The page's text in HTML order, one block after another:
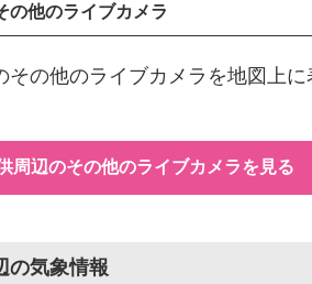
の他のライブカメラ
の他のライブカメラを地図上に
周辺のその他のライブカメラを見る
の気象情報